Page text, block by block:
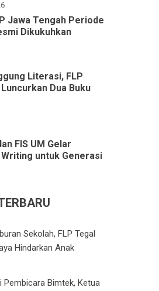
Jawa Tengah Periode
Dikukuhkan
Literasi, FLP
Dua Buku
FIS UM Gelar
untuk Generasi
Sekolah, FLP Tegal
Hindarkan Anak
Pembicara Bimtek, Ketua